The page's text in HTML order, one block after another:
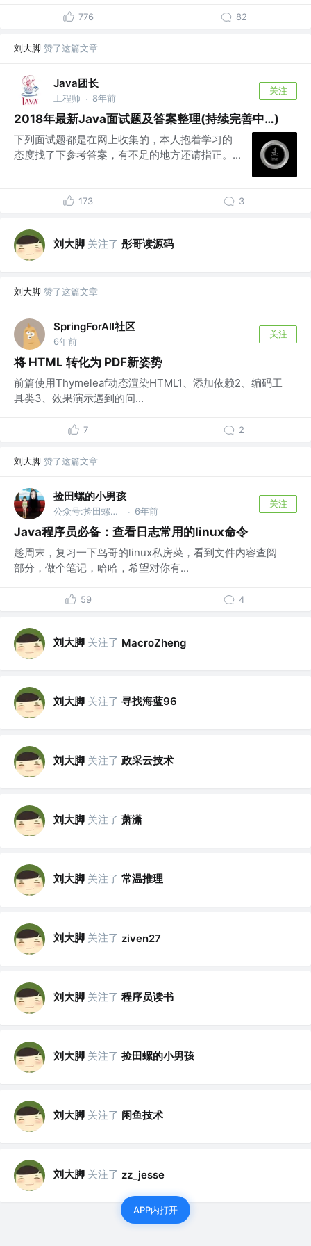
776 82
刘大脚 赞了这篇文章
Java团长
工程师 · 8年前
关注
2018年最新Java面试题及答案整理(持续完善中…)
下列面试题都是在网上收集的，本人抱着学习的
态度找了下参考答案，有不足的地方还请指正。...
173 3
刘大脚 关注了 彤哥读源码
刘大脚 赞了这篇文章
SpringForAll社区
6年前
关注
将 HTML 转化为 PDF新姿势
前篇使用Thymeleaf动态渲染HTML1、添加依赖2、编码工
具类3、效果演示遇到的问...
7 2
刘大脚 赞了这篇文章
捡田螺的小男孩
公众号:捡田螺的小男孩 · 6年前
关注
Java程序员必备：查看日志常用的linux命令
趁周末，复习一下鸟哥的linux私房菜，看到文件内容查阅
部分，做个笔记，哈哈，希望对你有...
59 4
刘大脚 关注了 MacroZheng
刘大脚 关注了 寻找海蓝96
刘大脚 关注了 政采云技术
刘大脚 关注了 萧潇
刘大脚 关注了 常温推理
刘大脚 关注了 ziven27
刘大脚 关注了 程序员读书
刘大脚 关注了 捡田螺的小男孩
刘大脚 关注了 闲鱼技术
刘大脚 关注了 zz_jesse
APP内打开